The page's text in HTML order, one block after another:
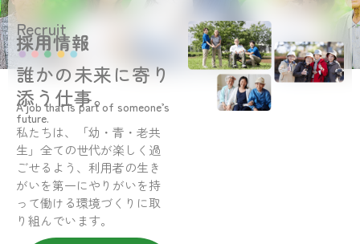
Recruit
採用情報
誰かの未来に寄り
添う仕事。
A job that is part of someone’s
future.
私たちは、「幼・青・老共
生」全ての世代が楽しく過
ごせるよう、利用者の生き
がいを第一にやりがいを持
って働ける環境づくりに取
り組んでいます。